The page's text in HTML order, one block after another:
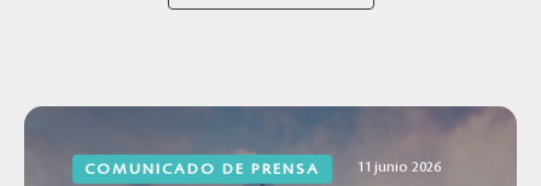
COMUNICADO DE PRENSA 11 junio 2026